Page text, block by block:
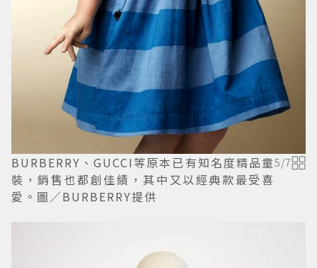
BURBERRY、GUCCI等原本已有知名度精品童
裝，銷售也都創佳績，其中又以經典款最受喜
愛。圖／BURBERRY提供
5/7